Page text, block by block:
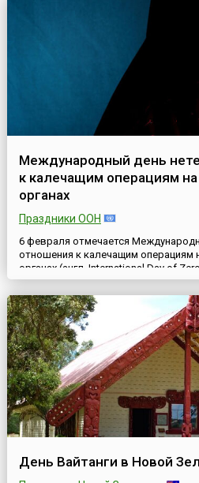
Международный день
к калечащим операциям
органах
Праздники ООН
6 февраля отмечается
отношения к калечащим операциям
органах (англ. International Day of
Mutilation) – ежегодная
учреждённая для привлечения
разрушительных форм нарушения
служит повышению
сообществ и при...
День Вайтанги в Новой